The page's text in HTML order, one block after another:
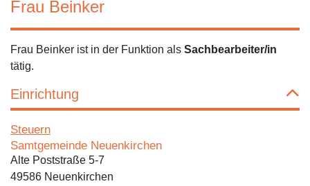
Frau Beinker
Frau Beinker ist in der Funktion als Sachbearbeiter/in
tätig.
Einrichtung
Steuern
Samtgemeinde Neuenkirchen
Alte Poststraße 5-7
49586 Neuenkirchen